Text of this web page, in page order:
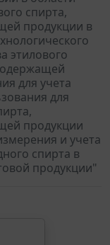
спирта,
продукции в
этилового
для учета
для
продукции
и учета
спирта в
продукции"